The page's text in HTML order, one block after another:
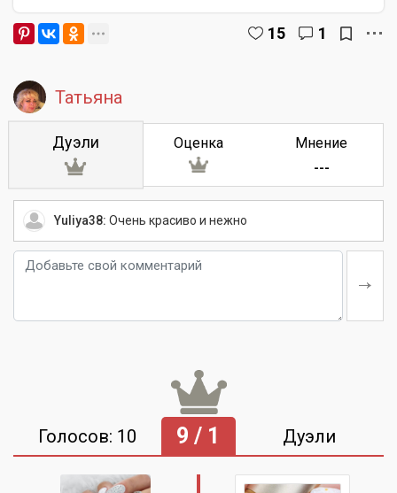
15 1
Татьяна
Дуэли Оценка Мнение
---
Yuliya38: Очень красиво и нежно
Голосов: 10 9 / 1 Дуэли